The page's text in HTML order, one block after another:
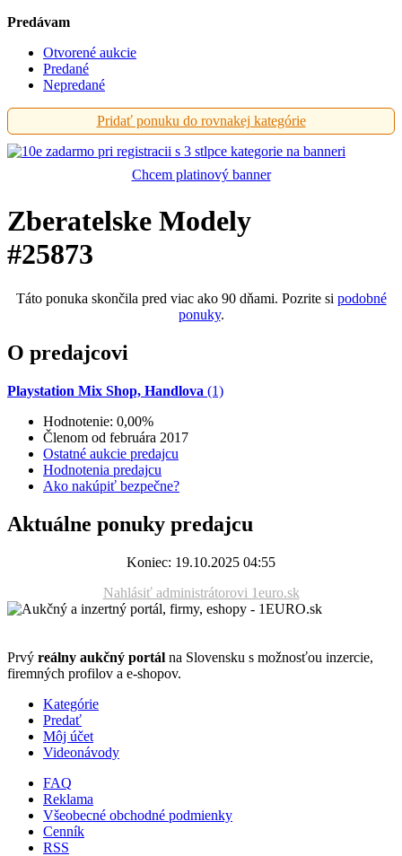
Predávam
Otvorené aukcie
Predané
Nepredané
Pridať ponuku do rovnakej kategórie
Chcem platinový banner
Zberatelske Modely
#25873
Táto ponuka skončila pred viac ako 90 dňami. Pozrite si podobné
ponuky.
O predajcovi
Playstation Mix Shop, Handlova (1)
Hodnotenie: 0,00%
Členom od februára 2017
Ostatné aukcie predajcu
Hodnotenia predajcu
Ako nakúpiť bezpečne?
Aktuálne ponuky predajcu
Koniec: 19.10.2025 04:55
Nahlásiť administrátorovi 1euro.sk
Prvý reálny aukčný portál na Slovensku s možnosťou inzercie,
firemných profilov a e-shopov.
Kategórie
Predať
Môj účet
Videonávody
FAQ
Reklama
Všeobecné obchodné podmienky
Cenník
RSS